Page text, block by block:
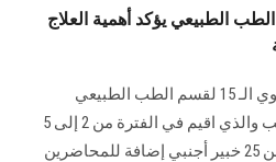
الخريجين
الزائـرون
الـ15 لقسم الطب الطبيعي يؤكد أهمية العلاج
اختتمت فاعليات المؤتمر السنوي الـ 15 لقسم الطب الطبيعي
والروماتيزم والتأهيل بكلية الطب والذي اقيم في الفترة من 2 إلى 5
ديسمبر 2020 وحاضر فيه أكثر من 25 خبير أجنبي إضافة للمحاضرين